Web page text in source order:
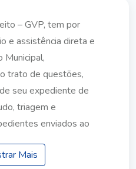
– GVP, tem por
e assistência direta e
trato de questões,
seu expediente de
triagem e
enviados ao
desempenho de suas
Mais